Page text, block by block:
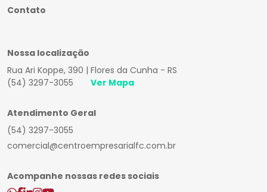
Contato
Nossa localização
Rua Ari Koppe, 390 | Flores da Cunha - RS
(54) 3297-3055
Ver Mapa
Atendimento Geral
(54) 3297-3055
comercial@centroempresarialfc.com.br
Acompanhe nossas redes sociais